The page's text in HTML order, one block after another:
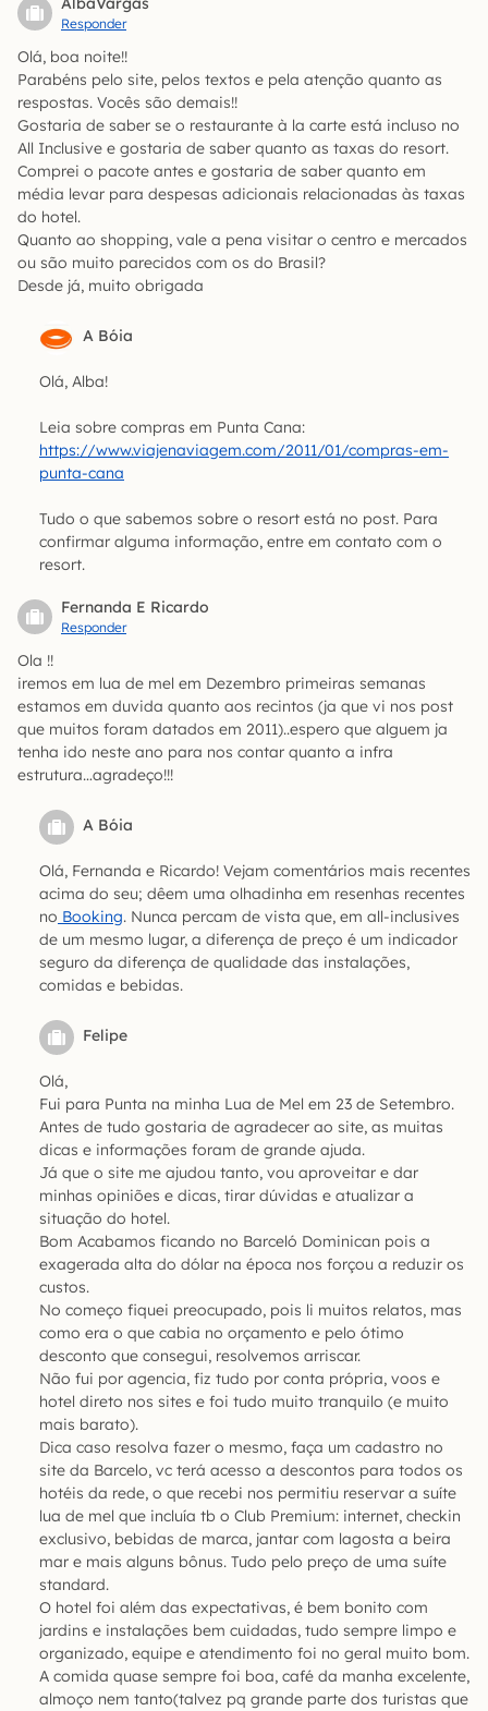
Responder
Olá, boa noite!!
Parabéns pelo site, pelos textos e pela atenção quanto as
respostas. Vocês são demais!!
Gostaria de saber se o restaurante à la carte está incluso no
All Inclusive e gostaria de saber quanto as taxas do resort.
Comprei o pacote antes e gostaria de saber quanto em
média levar para despesas adicionais relacionadas às taxas
do hotel.
Quanto ao shopping, vale a pena visitar o centro e mercados
ou são muito parecidos com os do Brasil?
Desde já, muito obrigada
A Bóia
Olá, Alba!
Leia sobre compras em Punta Cana:
https://www.viajenaviagem.com/2011/01/compras-em-
punta-cana
Tudo o que sabemos sobre o resort está no post. Para
confirmar alguma informação, entre em contato com o
resort.
Fernanda E Ricardo
Responder
Ola !!
iremos em lua de mel em Dezembro primeiras semanas
estamos em duvida quanto aos recintos (ja que vi nos post
que muitos foram datados em 2011)..espero que alguem ja
tenha ido neste ano para nos contar quanto a infra
estrutura…agradeço!!!
A Bóia
Olá, Fernanda e Ricardo! Vejam comentários mais recentes
acima do seu; dêem uma olhadinha em resenhas recentes
no Booking. Nunca percam de vista que, em all-inclusives
de um mesmo lugar, a diferença de preço é um indicador
seguro da diferença de qualidade das instalações,
comidas e bebidas.
Felipe
Olá,
Fui para Punta na minha Lua de Mel em 23 de Setembro.
Antes de tudo gostaria de agradecer ao site, as muitas
dicas e informações foram de grande ajuda.
Já que o site me ajudou tanto, vou aproveitar e dar
minhas opiniões e dicas, tirar dúvidas e atualizar a
situação do hotel.
Bom Acabamos ficando no Barceló Dominican pois a
exagerada alta do dólar na época nos forçou a reduzir os
custos.
No começo fiquei preocupado, pois li muitos relatos, mas
como era o que cabia no orçamento e pelo ótimo
desconto que consegui, resolvemos arriscar.
Não fui por agencia, fiz tudo por conta própria, voos e
hotel direto nos sites e foi tudo muito tranquilo (e muito
mais barato).
Dica caso resolva fazer o mesmo, faça um cadastro no
site da Barcelo, vc terá acesso a descontos para todos os
hotéis da rede, o que recebi nos permitiu reservar a suíte
lua de mel que incluía tb o Club Premium: internet, checkin
exclusivo, bebidas de marca, jantar com lagosta a beira
mar e mais alguns bônus. Tudo pelo preço de uma suíte
standard.
O hotel foi além das expectativas, é bem bonito com
jardins e instalações bem cuidadas, tudo sempre limpo e
organizado, equipe e atendimento foi no geral muito bom.
A comida quase sempre foi boa, café da manha excelente,
almoço nem tanto(talvez pq grande parte dos turistas que